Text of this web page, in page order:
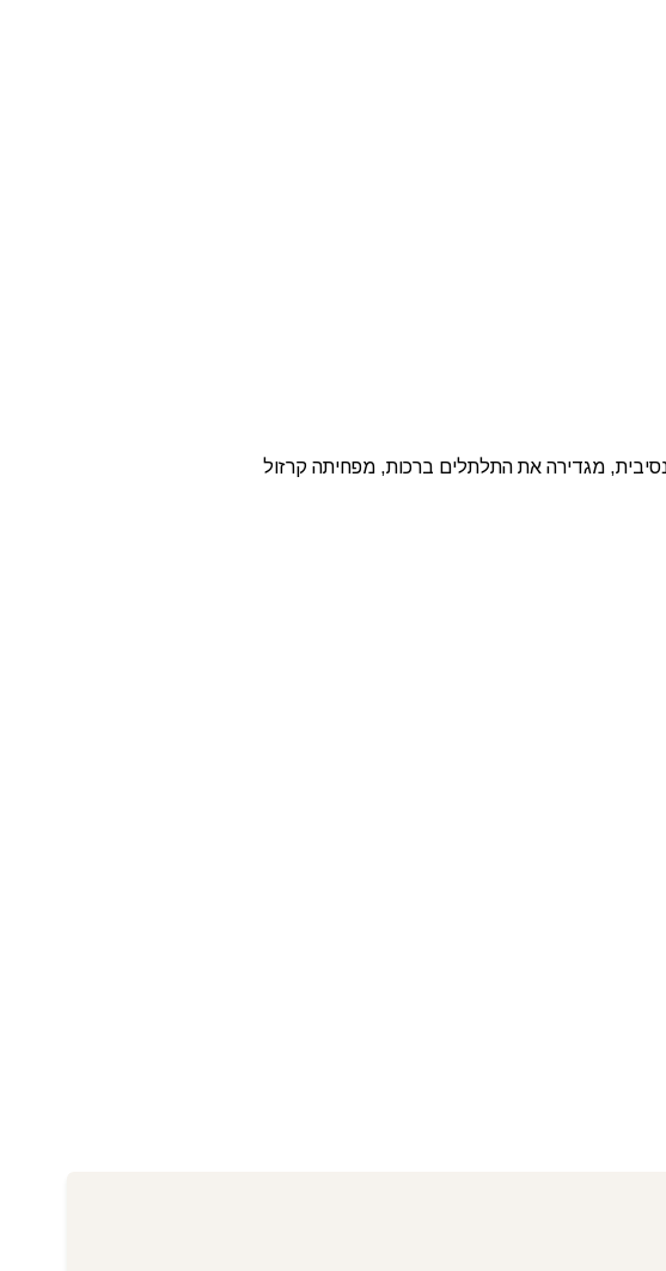
לחות אינטנסיבית, מגדירה את התלתלים ברכות, מפחיתה קרזול